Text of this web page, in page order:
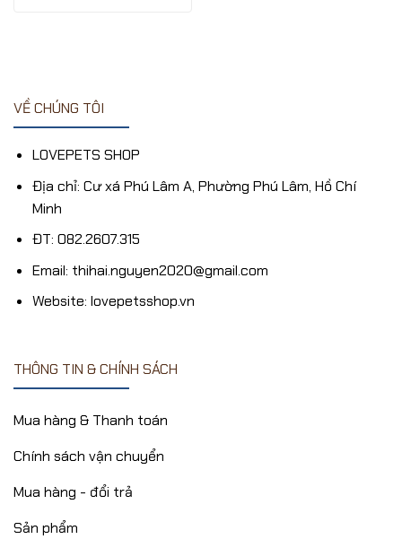
VỀ CHÚNG TÔI
LOVEPETS SHOP
Địa chỉ: Cư xá Phú Lâm A, Phường Phú Lâm, Hồ Chí
Minh
ĐT: 082.2607.315
Email: thihai.nguyen2020@gmail.com
Website: lovepetsshop.vn
THÔNG TIN & CHÍNH SÁCH
Mua hàng & Thanh toán
Chính sách vận chuyển
Mua hàng - đổi trả
Sản phẩm